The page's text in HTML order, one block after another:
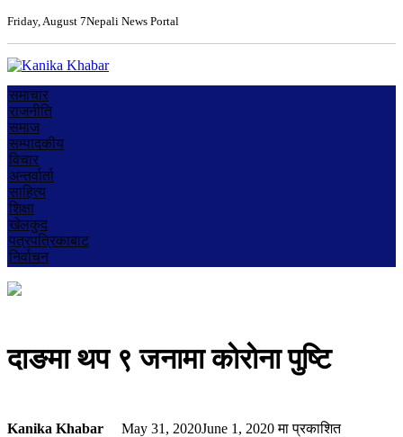
Friday, August 7Nepali News Portal
समाचार
राजनीति
समाज
सम्पादकीय
विचार
अन्तर्वार्ता
साहित्य
शिक्षा
खेलकुद
पत्रपत्रिकाबाट
निर्वाचन
दाङमा थप ९ जनामा काेराेना पुष्टि
Kanika Khabar May 31, 2020June 1, 2020मा प्रकाशित